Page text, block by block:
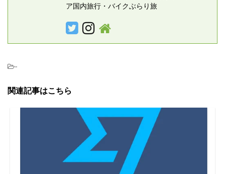
ア国内旅行・バイクぶらり旅
-
関連記事はこちら